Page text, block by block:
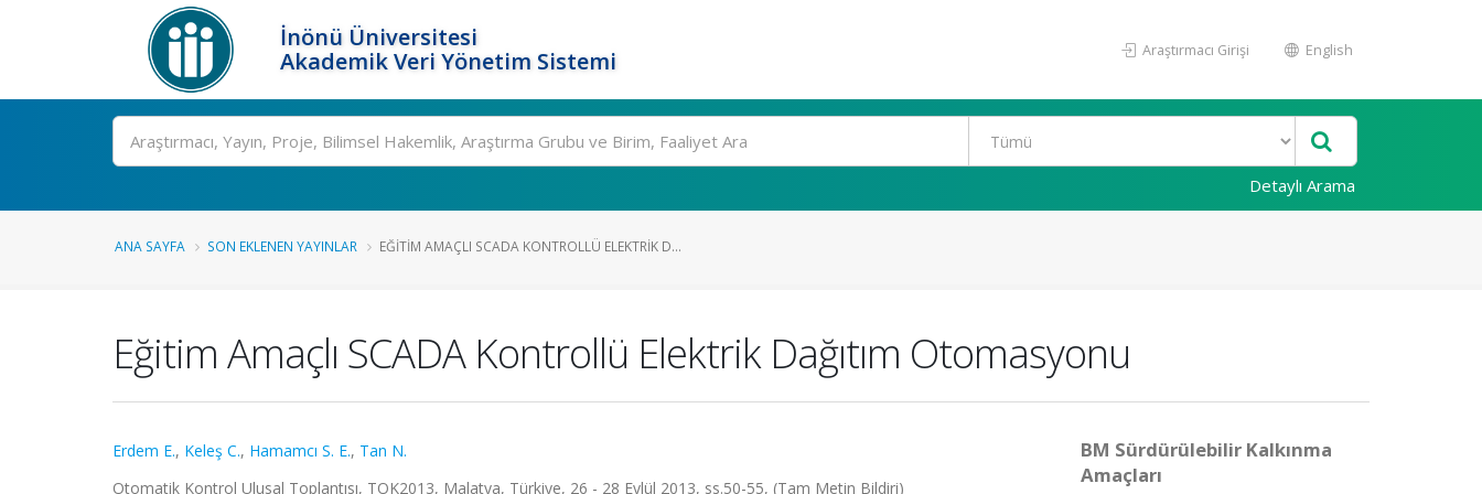
İnönü Üniversitesi
Akademik Veri Yönetim Sistemi
Araştırmacı Girişi English
Ara
Detaylı Arama
ANA SAYFA SON EKLENEN YAYINLAR EĞITIM AMAÇLI SCADA KONTROLLÜ ELEKTRIK D...
Eğitim Amaçlı SCADA Kontrollü Elektrik Dağıtım Otomasyonu
Erdem E., Keleş C., Hamamcı S. E., Tan N.
Otomatik Kontrol Ulusal Toplantısı, TOK2013, Malatya, Türkiye, 26 - 28 Eylül 2013, ss.50-55, (Tam Metin Bildiri)
BM Sürdürülebilir Kalkınma
Amaçları